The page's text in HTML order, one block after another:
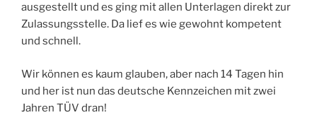
ausgestellt und es ging mit allen Unterlagen direkt zur
Zulassungsstelle. Da lief es wie gewohnt kompetent
und schnell.
Wir können es kaum glauben, aber nach 14 Tagen hin
und her ist nun das deutsche Kennzeichen mit zwei
Jahren TÜV dran!